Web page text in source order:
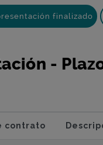
finalizado
-
contrato